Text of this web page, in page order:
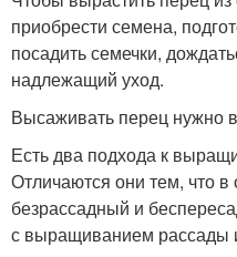
приобрести семена,
посадить семечки,
надлежащий уход.
Высаживать перец нужно
Есть два подхода к
Отличаются они тем, что
безрассадный и
с выращиванием рассады